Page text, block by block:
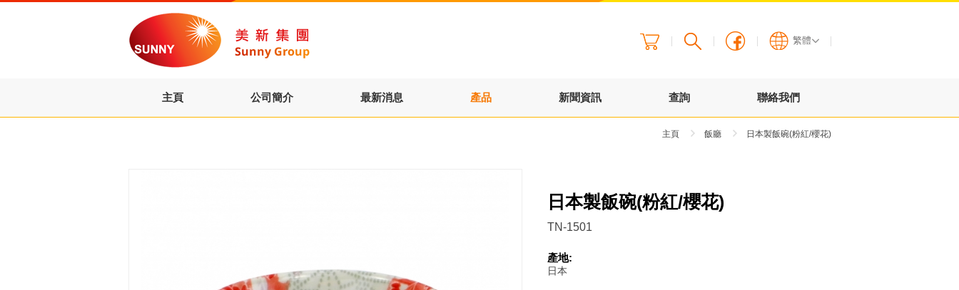
繁體
繁體
主頁 公司簡介 最新消息 產品 新聞資訊 查詢 聯絡我們
主頁 飯廳 日本製飯碗(粉紅/櫻花)
日本製飯碗(粉紅/櫻花)
TN-1501
產地:
日本